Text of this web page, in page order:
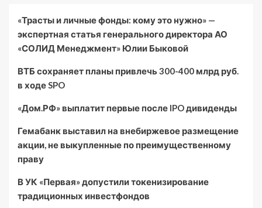
«Трасты и личные фонды: кому это нужно» —
экспертная статья генерального директора АО
«СОЛИД Менеджмент» Юлии Быковой
ВТБ сохраняет планы привлечь 300-400 млрд руб.
в ходе SPO
«Дом.РФ» выплатит первые после IPO дивиденды
Гемабанк выставил на внебиржевое размещение
акции, не выкупленные по преимущественному
праву
В УК «Первая» допустили токенизирование
традиционных инвестфондов